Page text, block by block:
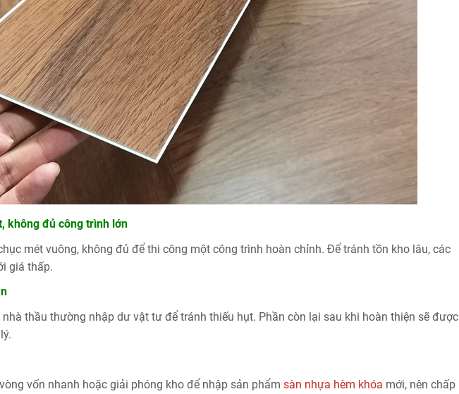
không đủ công trình lớn
mét vuông, không đủ để thi công một công trình hoàn chỉnh. Để tránh tồn kho lâu, các
giá thấp.
thầu thường nhập dư vật tư để tránh thiếu hụt. Phần còn lại sau khi hoàn thiện sẽ được
vốn nhanh hoặc giải phóng kho để nhập sản phẩm sàn nhựa hèm khóa mới, nên chấp